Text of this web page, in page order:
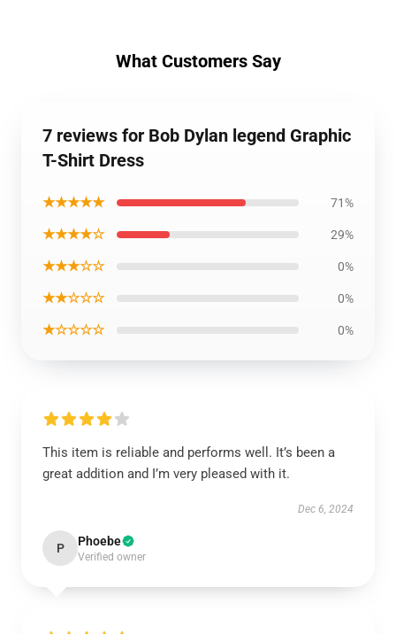
What Customers Say
7 reviews for Bob Dylan legend Graphic
T-Shirt Dress
★★★★★ 71%
★★★★☆ 29%
★★★☆☆ 0%
★★☆☆☆ 0%
★☆☆☆☆ 0%
This item is reliable and performs well. It’s been a
great addition and I’m very pleased with it.
Dec 6, 2024
P Phoebe
Verified owner